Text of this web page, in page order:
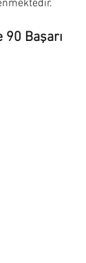
90 Başarı